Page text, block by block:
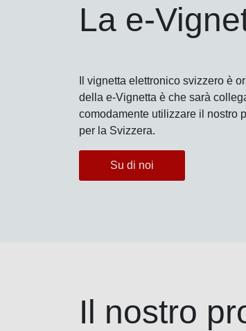
La e-
Il vignetta elettronico svizzero è
della e-Vignetta è che sarà
comodamente utilizzare il nostro
per la Svizzera.
Su di noi
Il nostro